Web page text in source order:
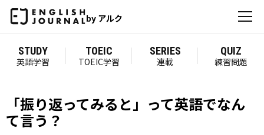
by アルク
STUDY
英語学習
TOEIC
TOEIC学習
SERIES
連載
QUIZ
練習問題
「振り返ってみると」って英語でなん
て言う？